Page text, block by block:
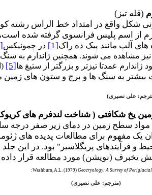
(قله تیز)
شکل واقع در امتداد خط الراس رشته
از اسم پلیس فرانسوی گرفته شده
های آلپ مانند پیک ده راک[1] در چمونیکس
نیز مشاهده می شوند. همچنین ژاندارم به
ژاندارم عمدتا تیزتر و بزرگتر از ستیغ ها[5]
بیشتر به سنگ ها و برج و ستون های زمین
علی نصیری)
یخ شکافتی ( شناخت لندفرم های
مواد سطح زمین در دمای زیر صفر درجه
یک مفهوم برای مطالعات پدیده های
و فرآیندهای پریگلاسیر" بود. در این جلد
یخبرف (نویشن) مورد مطالعه قرار
Washburn, A.L. (1979) Geocryology: A Survey of
(مترجم: علی نصیری)